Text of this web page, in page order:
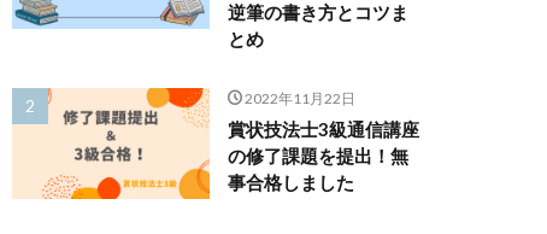
逆筆の書き方とコツま
とめ
2022年11月22日
賞状技法士3級通信講座
の修了課題を提出！無
事合格しました